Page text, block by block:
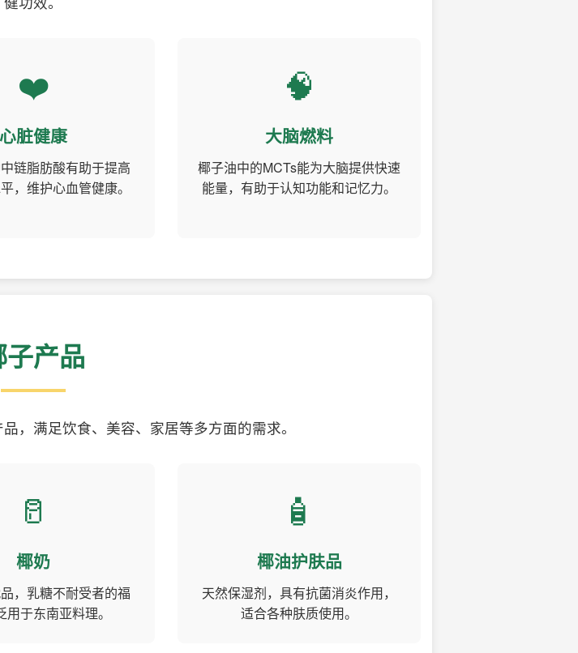
❤️
心脏健康
链脂肪酸有助于提高
，维护心血管健康。
🧠
大脑燃料
椰子油中的MCTs能为大脑提供快速
能量，有助于认知功能和记忆力。
子产品
，满足饮食、美容、家居等多方面的需求。
🥛
椰奶
，乳糖不耐受者的福
用于东南亚料理。
🧴
椰油护肤品
天然保湿剂，具有抗菌消炎作用，
适合各种肤质使用。